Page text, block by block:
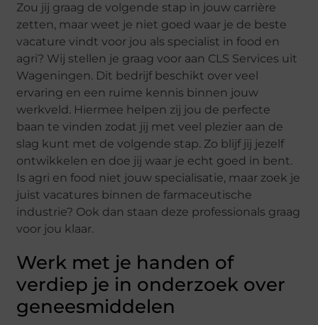
Zou jij graag de volgende stap in jouw carrière
zetten, maar weet je niet goed waar je de beste
vacature vindt voor jou als specialist in food en
agri? Wij stellen je graag voor aan CLS Services uit
Wageningen. Dit bedrijf beschikt over veel
ervaring en een ruime kennis binnen jouw
werkveld. Hiermee helpen zij jou de perfecte
baan te vinden zodat jij met veel plezier aan de
slag kunt met de volgende stap. Zo blijf jij jezelf
ontwikkelen en doe jij waar je echt goed in bent.
Is agri en food niet jouw specialisatie, maar zoek je
juist vacatures binnen de farmaceutische
industrie? Ook dan staan deze professionals graag
voor jou klaar.
Werk met je handen of
verdiep je in onderzoek over
geneesmiddelen